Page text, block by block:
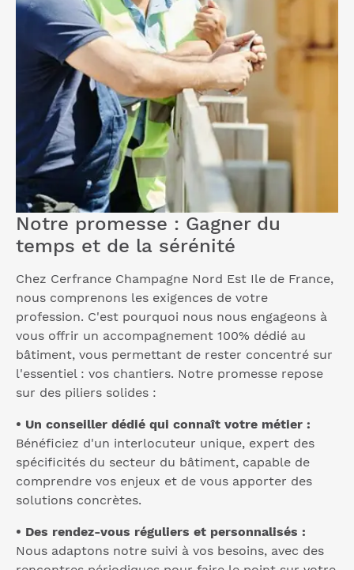
Notre promesse : Gagner du
temps et de la sérénité
Chez Cerfrance Champagne Nord Est Ile de France,
nous comprenons les exigences de votre
profession. C'est pourquoi nous nous engageons à
vous offrir un accompagnement 100% dédié au
bâtiment, vous permettant de rester concentré sur
l'essentiel : vos chantiers. Notre promesse repose
sur des piliers solides :
• Un conseiller dédié qui connaît votre métier :
Bénéficiez d'un interlocuteur unique, expert des
spécificités du secteur du bâtiment, capable de
comprendre vos enjeux et de vous apporter des
solutions concrètes.
• Des rendez-vous réguliers et personnalisés :
Nous adaptons notre suivi à vos besoins, avec des